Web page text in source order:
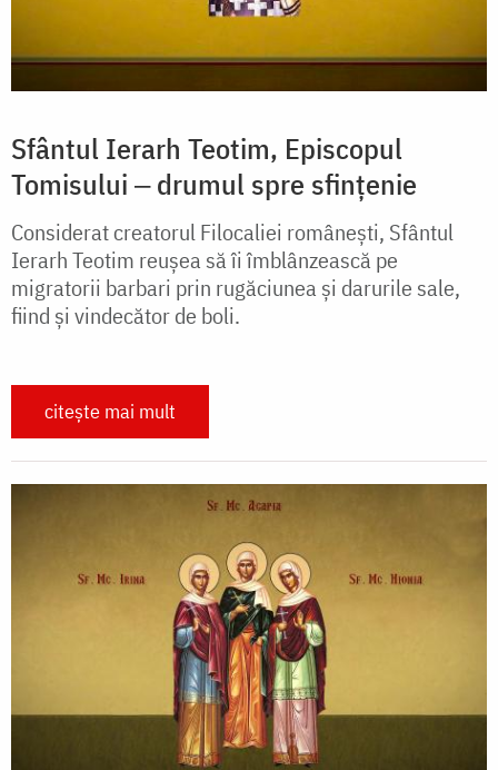
Sfântul Ierarh Teotim, Episcopul
Tomisului ‒ drumul spre sfințenie
Considerat creatorul Filocaliei românești, Sfântul
Ierarh Teotim reușea să îi îmblânzească pe
migratorii barbari prin rugăciunea și darurile sale,
fiind și vindecător de boli.
citește mai mult